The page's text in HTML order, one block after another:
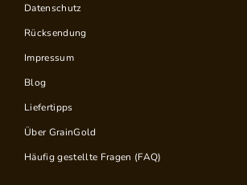
Datenschutz
Rücksendung
Impressum
Blog
Liefertipps
Über GrainGold
Häufig gestellte Fragen (FAQ)